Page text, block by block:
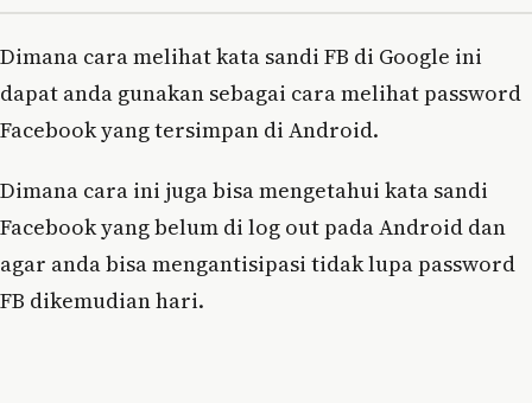
Dimana cara melihat kata sandi FB di Google ini
dapat anda gunakan sebagai cara melihat password
Facebook yang tersimpan di Android.
Dimana cara ini juga bisa mengetahui kata sandi
Facebook yang belum di log out pada Android dan
agar anda bisa mengantisipasi tidak lupa password
FB dikemudian hari.